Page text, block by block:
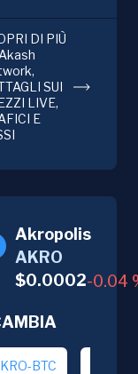
di IA e
alle GPU
prestazioni,
DI PIÙ
SUI
LIVE,
E
Akropolis
AKRO
$0.0002-0.04
BTC